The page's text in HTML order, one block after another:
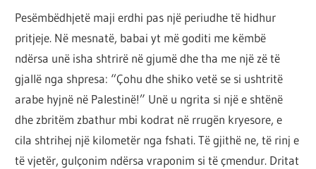
Pesëmbëdhjetë maji erdhi pas një periudhe të hidhur
pritjeje. Në mesnatë, babai yt më goditi me këmbë
ndërsa unë isha shtrirë në gjumë dhe tha me një zë të
gjallë nga shpresa: “Çohu dhe shiko vetë se si ushtritë
arabe hyjnë në Palestinë!” Unë u ngrita si një e shtënë
dhe zbritëm zbathur mbi kodrat në rrugën kryesore, e
cila shtrihej një kilometër nga fshati. Të gjithë ne, të rinj e
të vjetër, gulçonim ndërsa vraponim si të çmendur. Dritat